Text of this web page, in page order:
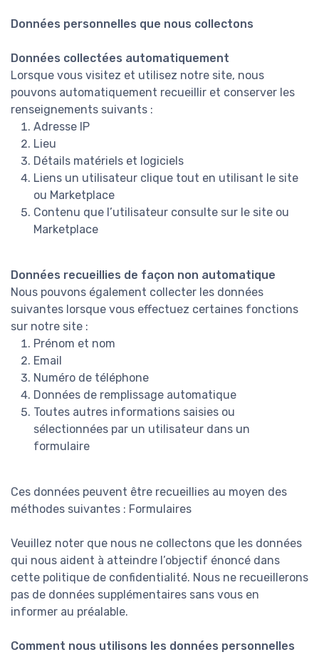
Données personnelles que nous collectons
Données collectées automatiquement
Lorsque vous visitez et utilisez notre site, nous
pouvons automatiquement recueillir et conserver les
renseignements suivants :
Adresse IP
Lieu
Détails matériels et logiciels
Liens un utilisateur clique tout en utilisant le site
ou Marketplace
Contenu que l’utilisateur consulte sur le site ou
Marketplace
Données recueillies de façon non automatique
Nous pouvons également collecter les données
suivantes lorsque vous effectuez certaines fonctions
sur notre site :
Prénom et nom
Email
Numéro de téléphone
Données de remplissage automatique
Toutes autres informations saisies ou
sélectionnées par un utilisateur dans un
formulaire
Ces données peuvent être recueillies au moyen des
méthodes suivantes : Formulaires
Veuillez noter que nous ne collectons que les données
qui nous aident à atteindre l’objectif énoncé dans
cette politique de confidentialité. Nous ne recueillerons
pas de données supplémentaires sans vous en
informer au préalable.
Comment nous utilisons les données personnelles